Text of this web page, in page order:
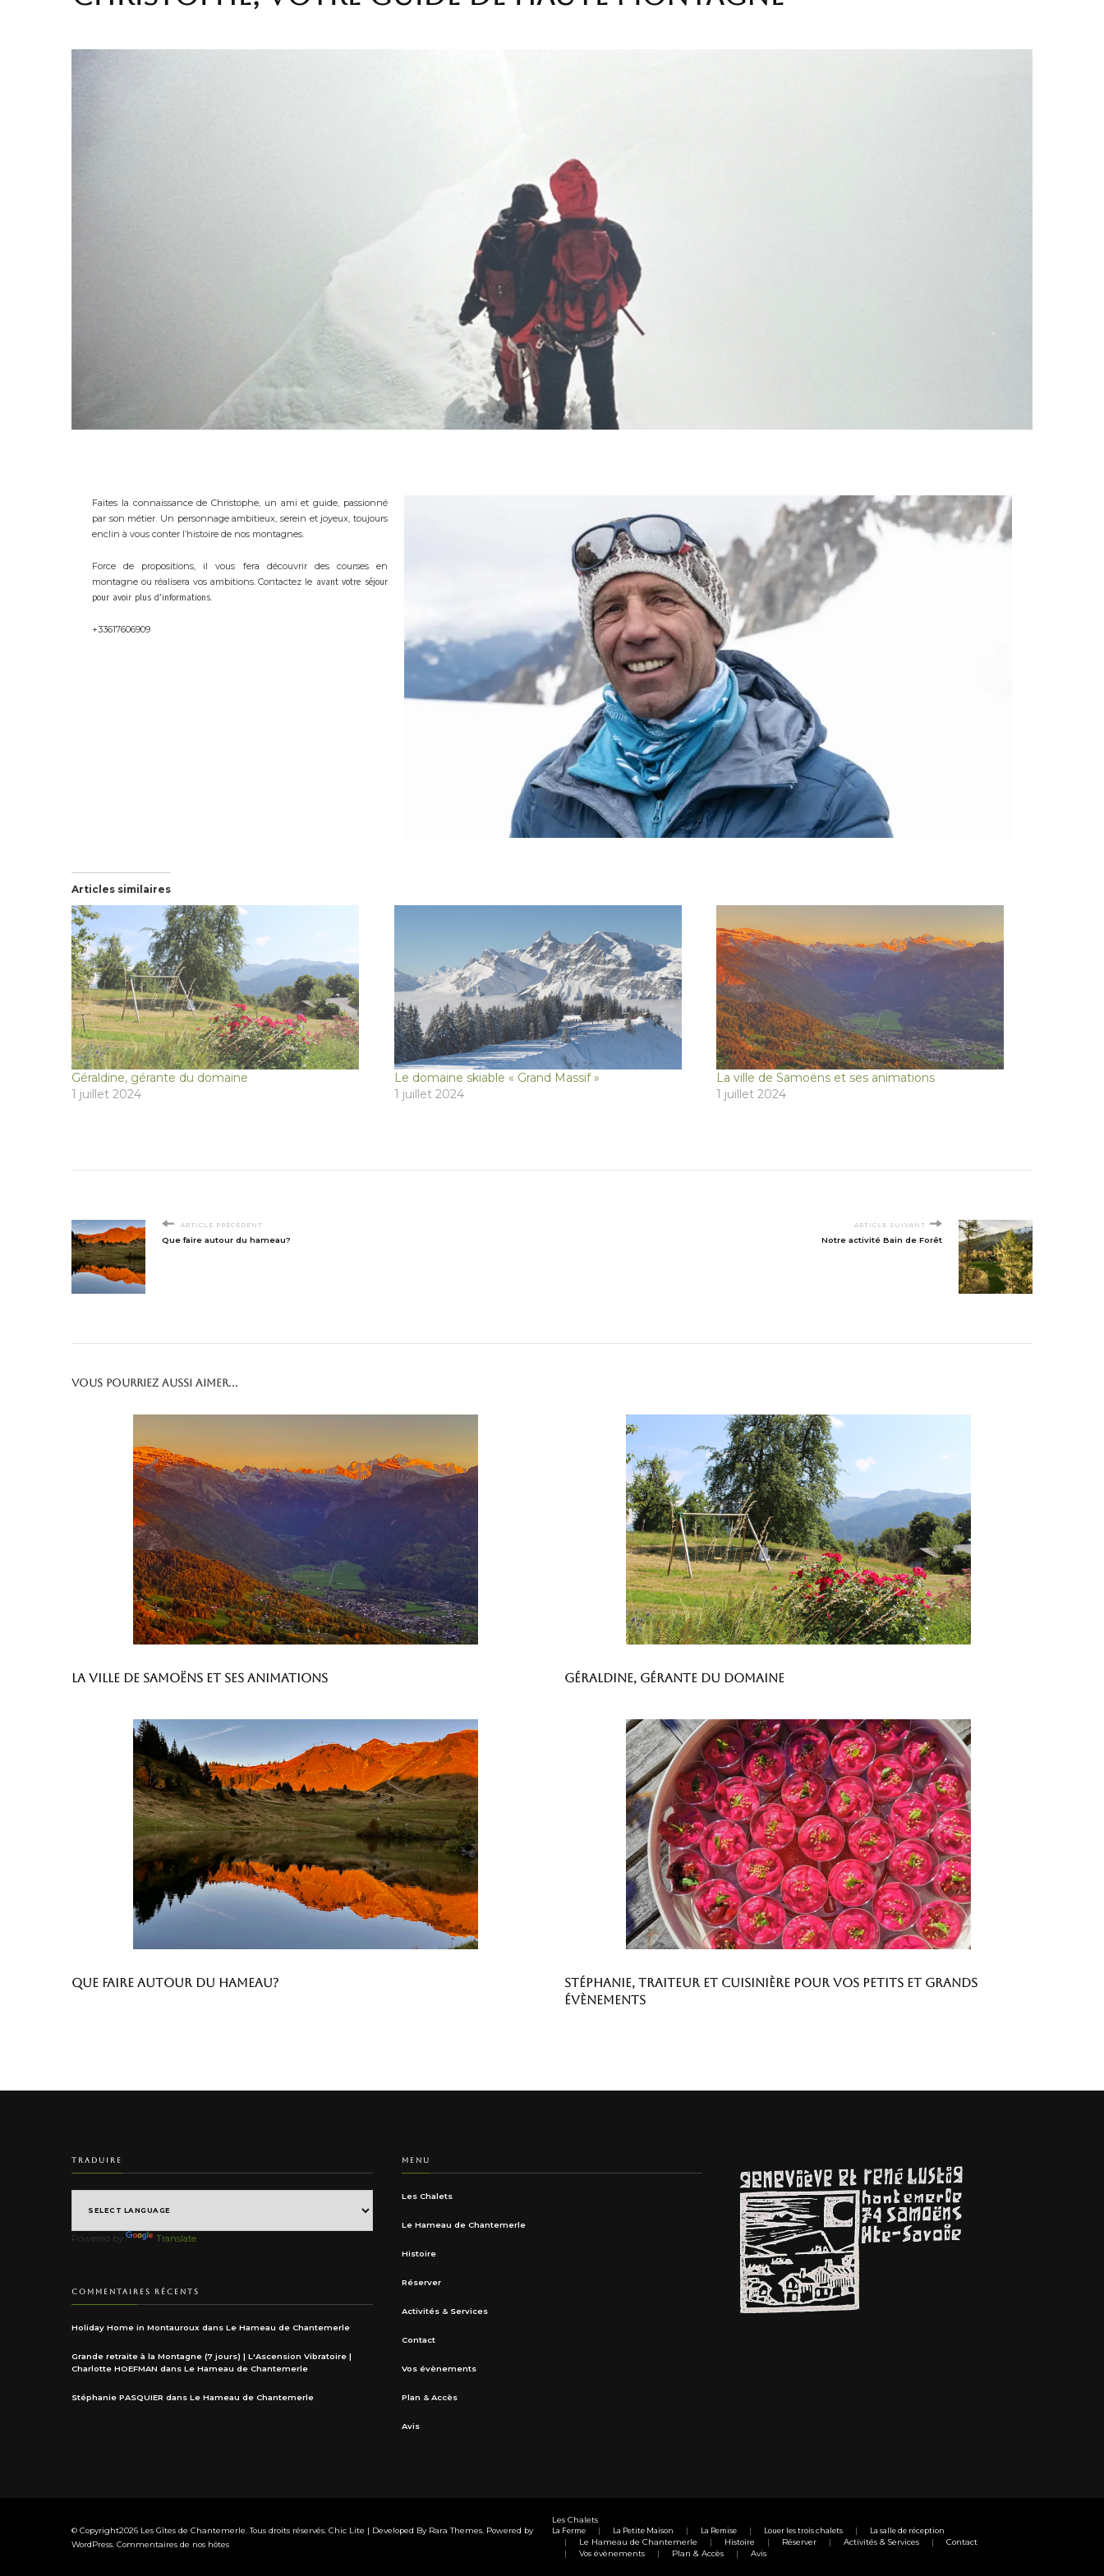
Faites la connaissance de Christophe, un ami et guide, passionné
par son métier. Un personnage ambitieux, serein et joyeux, toujours
enclin à vous conter l’histoire de nos montagnes.
Force de propositions, il vous fera découvrir des courses en
montagne ou réalisera vos ambitions. Contactez le avant votre séjour
pour avoir plus d’informations.
+33617606909
Articles similaires
Géraldine, gérante du domaine
1 juillet 2024
Le domaine skiable « Grand Massif »
1 juillet 2024
La ville de Samoëns et ses animations
1 juillet 2024
ARTICLE PRÉCÉDENT
Que faire autour du hameau?
ARTICLE SUIVANT
Notre activité Bain de Forêt
Vous pourriez aussi aimer...
La ville de Samoëns et ses animations Géraldine, gérante du domaine
Que faire autour du hameau?
Stéphanie, traiteur et cuisinière pour vos petits et grands
évènements
TRADUIRE
Powered by Translate
COMMENTAIRES RÉCENTS
Holiday Home in Montauroux dans Le Hameau de Chantemerle
Grande retraite à la Montagne (7 jours) | L'Ascension Vibratoire |
Charlotte HOEFMAN dans Le Hameau de Chantemerle
Stéphanie PASQUIER dans Le Hameau de Chantemerle
MENU
Les Chalets
Le Hameau de Chantemerle
Histoire
Réserver
Activités & Services
Contact
Vos évènements
Plan & Accès
Avis
© Copyright2026 Les Gîtes de Chantemerle . Tous droits réservés. Chic Lite | Developed By Rara Themes . Powered by
WordPress Commentaires de nos hôtes
Les Chalets
La Ferme La Petite Maison La Remise Louer les trois chalets La salle de réception
Le Hameau de Chantemerle Histoire Réserver Activités & Services
Contact
Vos évènements
Plan & Accès Avis